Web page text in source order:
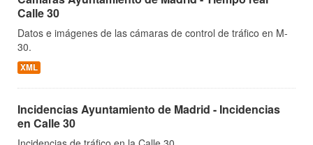
Calle 30
Datos e imágenes de las cámaras de control de tráfico en M-
30.
XML
Incidencias Ayuntamiento de Madrid - Incidencias
en Calle 30